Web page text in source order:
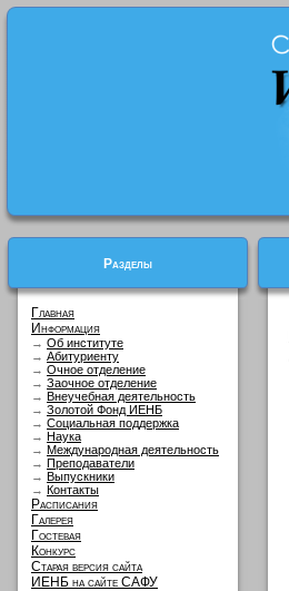
Разделы
Главная
Информация
→ Об институте
→ Абитуриенту
→ Очное отделение
→ Заочное отделение
→ Внеучебная деятельность
→ Золотой Фонд ИЕНБ
→ Социальная поддержка
→ Наука
→ Международная деятельность
→ Преподаватели
→ Выпускники
→ Контакты
Расписания
Галерея
Гостевая
Конкурс
Старая версия сайта
ИЕНБ на сайте САФУ